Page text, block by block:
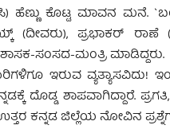
ಹೆಣ್ಣು ಕೊಟ್ಟ ಮಾವನ ಮನೆ.
(ದೀವರು), ಪ್ರಭಾಕರ್
ಸಂಸದ-ಮಂತ್ರಿ ಮಾಡಿದ್ದರು.
ಇರುವ ವ್ಯತ್ಯಾಸವಿದು!
ದೊಡ್ಡ ಶಾಪವಾಗಿದ್ದಾರೆ.
ಕನ್ನಡ ಜಿಲ್ಲೆಯ ನೋವಿನ